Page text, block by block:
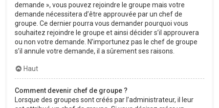
demande », vous pouvez rejoindre le groupe mais votre
demande nécessitera d’être approuvée par un chef de
groupe. Ce dernier pourra vous demander pourquoi vous
souhaitez rejoindre le groupe et ainsi décider s’il approuvera
ou non votre demande. N’importunez pas le chef de groupe
s’il annule votre demande, il a sûrement ses raisons.
Haut
Comment devenir chef de groupe ?
Lorsque des groupes sont créés par l’administrateur, il leur